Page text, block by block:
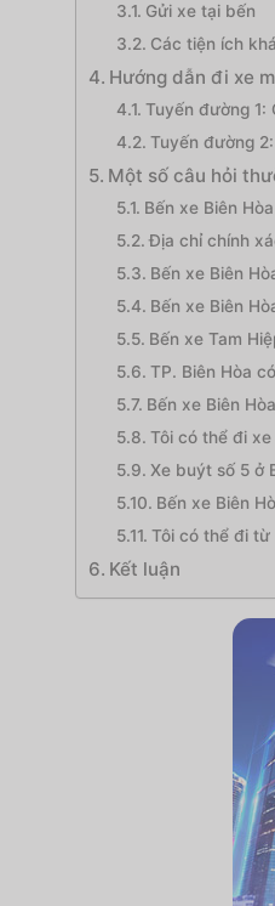
Gửi xe tại bến
Các tiện ích
Hướng dẫn đi xe
Tuyến đường 1:
Tuyến đường
Một số câu hỏi
Bến xe Biên
Địa chỉ chính
Bến xe Biên
Bến xe Biên
Bến xe Tam
TP. Biên Hòa
Bến xe Biên
Tôi có thể đi
Xe buýt số 5 ở
Bến xe Biên
Tôi có thể đi từ
Kết luận